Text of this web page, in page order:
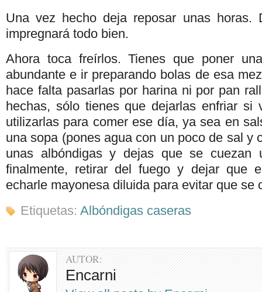
Una vez hecho deja reposar unas horas.
impregnará todo bien.
Ahora toca freírlos. Tienes que poner
abundante e ir preparando bolas de esa
hace falta pasarlas por harina ni por pan
hechas, sólo tienes que dejarlas enfriar si
utilizarlas para comer ese día, ya sea en
una sopa (pones agua con un poco de sal y
unas albóndigas y dejas que se cuezan
finalmente, retirar del fuego y dejar que
echarle mayonesa diluida para evitar que se
Etiquetas: Albóndigas caseras
AUTOR:
Encarni